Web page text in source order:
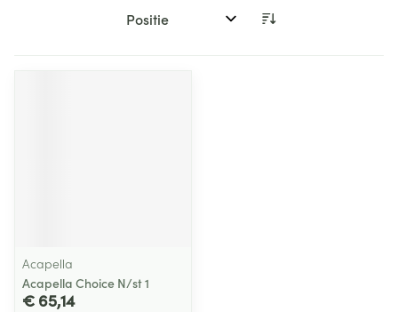
Sorteer op:
Acapella
Acapella Choice N/st 1
€ 65,14